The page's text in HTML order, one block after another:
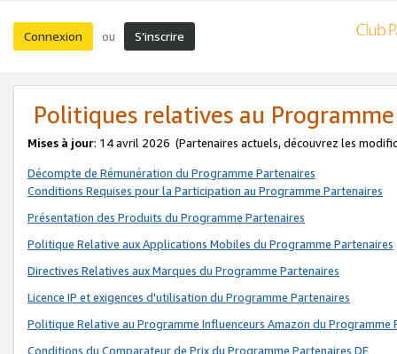
Connexion ou S’inscrire
Politiques relatives au
Mises à jour: 14 avril 2026 (Partenaires actuels, découvrez les
Décompte de Rémunération du Programme Partenaires
Conditions Requises pour la Participation au Programme Partenaires
Présentation des Produits du Programme Partenaires
Politique Relative aux Applications Mobiles du Programme Partenaires
Directives Relatives aux Marques du Programme Partenaires
Licence IP et exigences d'utilisation du Programme Partenaires
Politique Relative au Programme Influenceurs Amazon du Programme
Conditions du Comparateur de Prix du Programme Partenaires DE